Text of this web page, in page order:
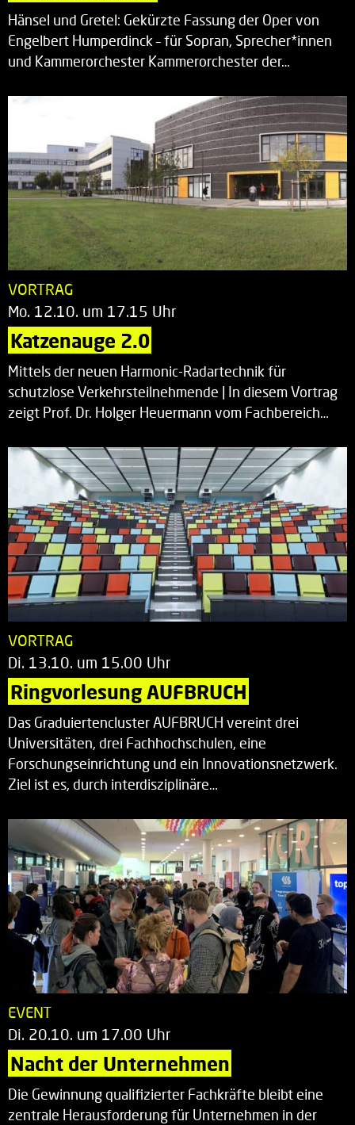
Hänsel und Gretel: Gekürzte Fassung der Oper von
Engelbert Humperdinck – für Sopran, Sprecher*innen
und Kammerorchester Kammerorchester der…
VORTRAG
Mo. 12.10. um 17.15 Uhr
Katzenauge 2.0
Mittels der neuen Harmonic-Radartechnik für
schutzlose Verkehrsteilnehmende | In diesem Vortrag
zeigt Prof. Dr. Holger Heuermann vom Fachbereich…
VORTRAG
Di. 13.10. um 15.00 Uhr
Ringvorlesung AUFBRUCH
Das Graduiertencluster AUFBRUCH vereint drei
Universitäten, drei Fachhochschulen, eine
Forschungseinrichtung und ein Innovationsnetzwerk.
Ziel ist es, durch interdisziplinäre…
EVENT
Di. 20.10. um 17.00 Uhr
Nacht der Unternehmen
Die Gewinnung qualifizierter Fachkräfte bleibt eine
zentrale Herausforderung für Unternehmen in der